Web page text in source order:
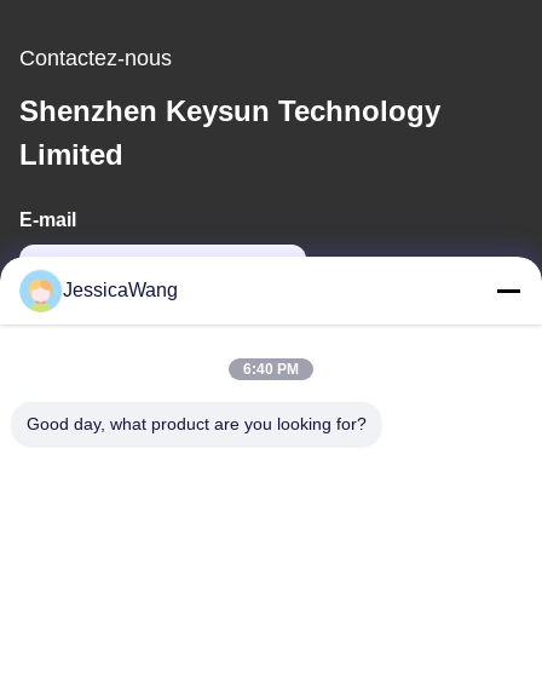
Contactez-nous
Shenzhen Keysun Technology
Limited
E-mail
JessicaWang
6:40 PM
Good day, what product are you looking for?